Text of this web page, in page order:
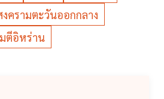
งครามตะวันออกกลาง
ตีอิหร่าน